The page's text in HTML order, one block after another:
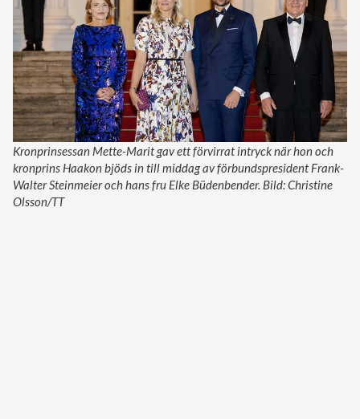
Kronprinsessan Mette-Marit gav ett förvirrat intryck när hon och
kronprins Haakon bjöds in till middag av förbundspresident Frank-
Walter Steinmeier och hans fru Elke Büdenbender. Bild: Christine
Olsson/TT